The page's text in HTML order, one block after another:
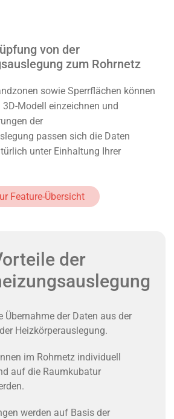
von der
zum Rohrnetz
sowie Sperrflächen können
Modell einzeichnen und
der
passen sich die Daten
unter Einhaltung Ihrer
Feature-Übersicht
der
Übernahme der Daten aus der
Heizkörperauslegung.
im Rohrnetz individuell
auf die Raumkubatur
werden auf Basis der